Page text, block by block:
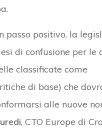
passo positivo, la
di confusione per le
classificate come
di base) che
alle nuove
, CTO Europe di